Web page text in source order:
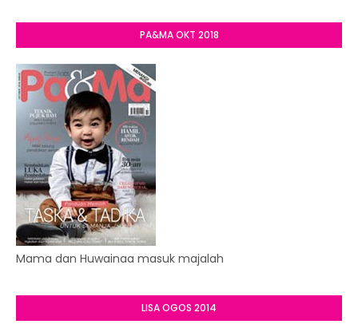
PA&MA OKT 2018
Mama dan Huwainaa masuk majalah
LISA OGOS 2014